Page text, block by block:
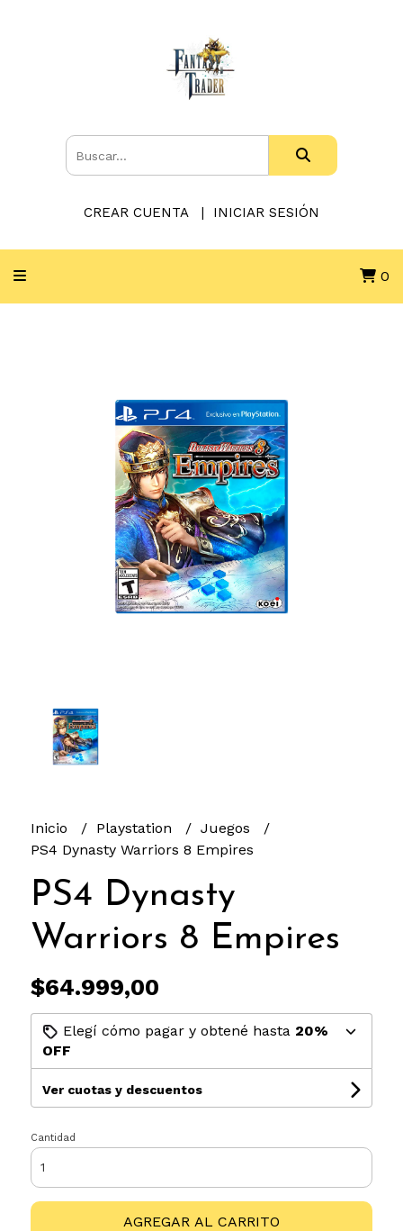
CREAR CUENTA INICIAR SESIÓN
0
Inicio Playstation
Juegos
PS4 Dynasty Warriors 8 Empires
PS4 Dynasty
Warriors 8 Empires
$64.999,00
Elegí cómo pagar y obtené hasta 20%
OFF
Ver cuotas y descuentos
Cantidad
AGREGAR AL CARRITO